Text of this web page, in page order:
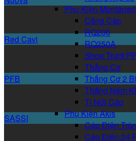
Phụ Kiện Montanari
Căng Cáp
RQ200
RQ250A
Shoe Trượt
Thắng Cơ
Thắng Cơ 2 Bi
Thắng Nêm
Ti Nối Cáp
Phụ Kiện Akis
Cáp Điện
Cáp Điện 24
Red Cavi
PFB
SASSI